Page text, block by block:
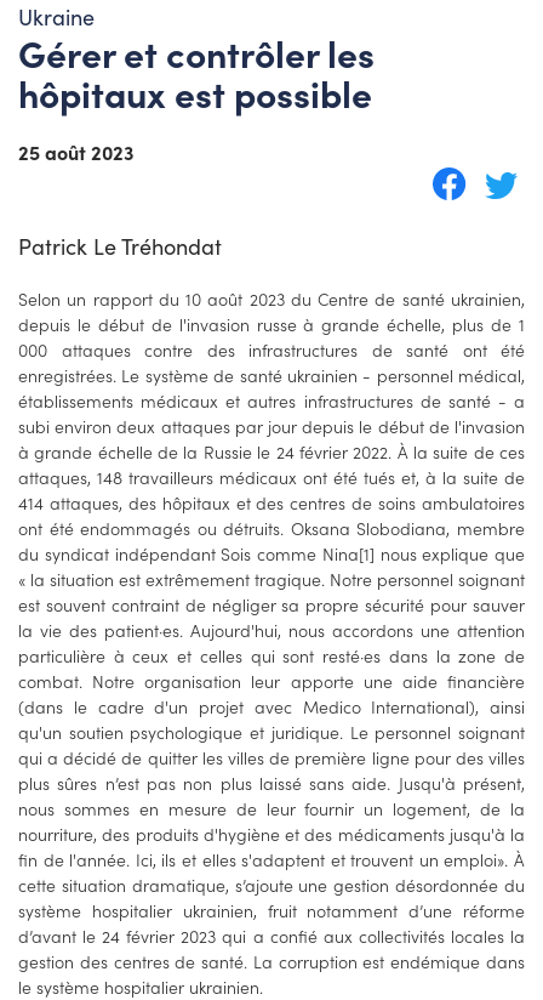
Ukraine
Gérer et contrôler les
hôpitaux est possible
25 août 2023
Patrick Le Tréhondat
Selon un rapport du 10 août 2023 du Centre de santé ukrainien,
depuis le début de l'invasion russe à grande échelle, plus de 1
000 attaques contre des infrastructures de santé ont été
enregistrées. Le système de santé ukrainien - personnel médical,
établissements médicaux et autres infrastructures de santé - a
subi environ deux attaques par jour depuis le début de l'invasion
à grande échelle de la Russie le 24 février 2022. À la suite de ces
attaques, 148 travailleurs médicaux ont été tués et, à la suite de
414 attaques, des hôpitaux et des centres de soins ambulatoires
ont été endommagés ou détruits. Oksana Slobodiana, membre
du syndicat indépendant Sois comme Nina[1] nous explique que
« la situation est extrêmement tragique. Notre personnel soignant
est souvent contraint de négliger sa propre sécurité pour sauver
la vie des patient·es. Aujourd'hui, nous accordons une attention
particulière à ceux et celles qui sont resté·es dans la zone de
combat. Notre organisation leur apporte une aide financière
(dans le cadre d'un projet avec Medico International), ainsi
qu'un soutien psychologique et juridique. Le personnel soignant
qui a décidé de quitter les villes de première ligne pour des villes
plus sûres n’est pas non plus laissé sans aide. Jusqu'à présent,
nous sommes en mesure de leur fournir un logement, de la
nourriture, des produits d'hygiène et des médicaments jusqu'à la
fin de l'année. Ici, ils et elles s'adaptent et trouvent un emploi». À
cette situation dramatique, s’ajoute une gestion désordonnée du
système hospitalier ukrainien, fruit notamment d’une réforme
d’avant le 24 février 2023 qui a confié aux collectivités locales la
gestion des centres de santé. La corruption est endémique dans
le système hospitalier ukrainien.